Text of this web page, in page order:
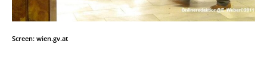
Screen: wien.gv.at